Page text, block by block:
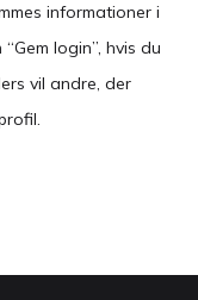
informationer i
login”, hvis du
vil andre, der